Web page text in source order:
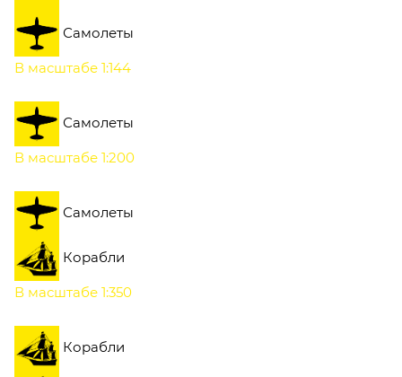
Самолеты
В масштабе 1:144
Самолеты
В масштабе 1:200
Самолеты
Корабли
В масштабе 1:350
Корабли